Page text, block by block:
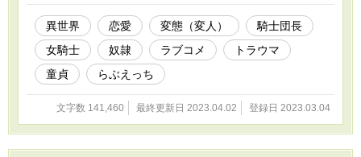
長の世話係を押し付けられてしまい… 不憫なヒ
ーローが男前のヒロインと出会い、自分を取り
戻していく、愛と救いと平和（？）のロマンス
（ラブコメ）です！ 長くなりますが、最後まで
お付き合い頂けると嬉しいです～ 難しいテーマ
はありますが、コメディを絡めてあるのでそん
なには重くないと思います。
異世界 恋愛 変態（変人）
騎士団長
女騎士
奴隷 ラブコメ
トラウマ
童貞
らぶえっち
文字数 141,460 最終更新日 2023.04.02 登録日 2023.03.04